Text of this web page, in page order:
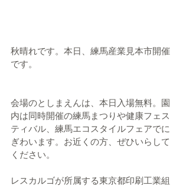
秋晴れです。本日、練馬産業見本市開催
です。
会場のとしまえんは、本日入場無料。園
内は同時開催の練馬まつりや健康フェス
ティバル、練馬エコスタイルフェアでに
ぎわいます。お近くの方、ぜひいらして
ください。
レスカルゴが所属する東京都印刷工業組